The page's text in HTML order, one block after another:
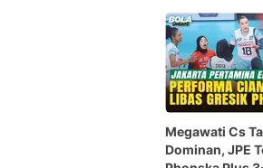
Megawati Cs
Dominan, JPE